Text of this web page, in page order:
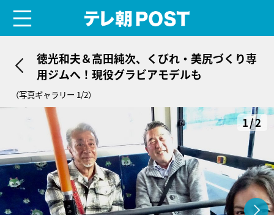
徳光和夫＆高田純次、くびれ・美尻づくり専
用ジムへ！現役グラビアモデルも
（写真ギャラリー 1/2）
1/2